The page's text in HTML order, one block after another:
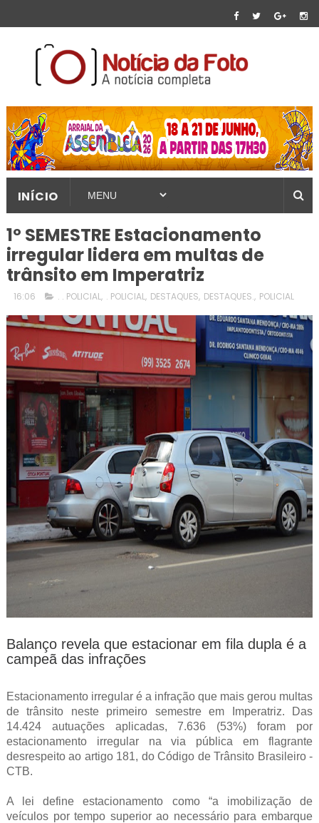
INÍCIO
1º SEMESTRE Estacionamento
irregular lidera em multas de
trânsito em Imperatriz
16:06 . . POLICIAL, . POLICIAL, DESTAQUES, DESTAQUES., POLICIAL
Balanço revela que estacionar em fila dupla é a
campeã das infrações
Estacionamento irregular é a infração que mais gerou multas
de trânsito neste primeiro semestre em Imperatriz. Das
14.424 autuações aplicadas, 7.636 (53%) foram por
estacionamento irregular na via pública em flagrante
desrespeito ao artigo 181, do Código de Trânsito Brasileiro -
CTB.
A lei define estacionamento como “a imobilização de
veículos por tempo superior ao necessário para embarque